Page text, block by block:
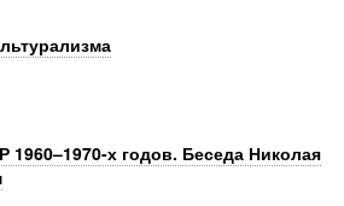
х годов. Беседа Николая